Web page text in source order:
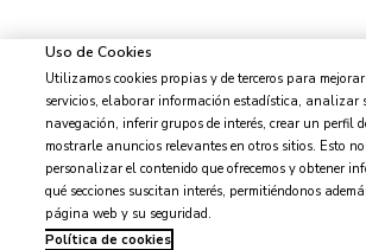
© 2026 J&J Brothers - Todos los
Condiciones de venta
Uso de Cookies
Utilizamos cookies propias y de terceros para
servicios, elaborar información estadística, analizar
navegación, inferir grupos de interés, crear un perfil
mostrarle anuncios relevantes en otros sitios. Esto
personalizar el contenido que ofrecemos y obtener
qué secciones suscitan interés, permitiéndonos
página web y su seguridad.
Política de cookies